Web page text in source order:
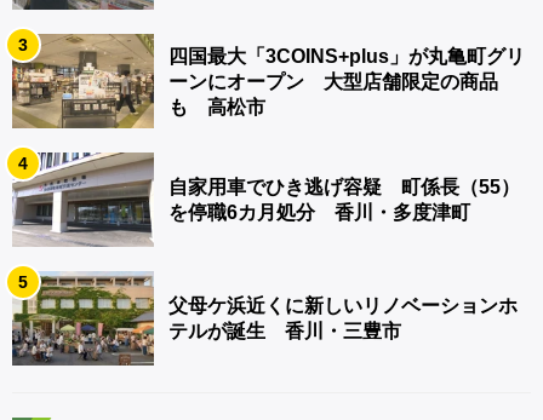
3
四国最大「3COINS+plus」が丸亀町グリ
ーンにオープン 大型店舗限定の商品
も 高松市
4
自家用車でひき逃げ容疑 町係長（55）
を停職6カ月処分 香川・多度津町
5
父母ケ浜近くに新しいリノベーションホ
テルが誕生 香川・三豊市